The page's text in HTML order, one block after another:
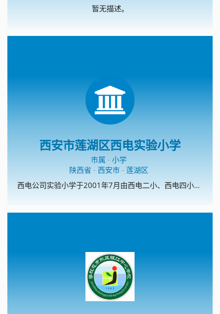
暂无描述。
西安市莲湖区西电实验小学
市属 - 小学
陕西省 - 西安市 - 莲湖区
西电公司实验小学于2001年7月由西电二小、西电四小重组而成的一所全日制普通小学。西电二小、西电四小均成立于上个世纪六十年代，办学历史已超过三十年。目前学校在校学生1400余人，编有28个教学班。现有教工76人，岗位合格率100%，教师学历达标率100%。教师年龄、学历、职称结构合理，教师业务素质好。教师配置合理，敬业爱生、为人师表是我校教师团队的基本要求。专任教师全部具有任职资格，年龄结构合理，老、中、青教师形成梯队，学科配套，教师整体素质较高，职称、学历都达到省、市、区的有关要求。我校现占地面积16067.83平方米，生均14.9平米。校舍面积6800余平米，生均达6.1平米以上。校园内三季有花，四季常绿，生均达1.39平米。院墙砖化、道路全部硬化、校园美化。学校办学方向端正，办学目标明确，确立了“全面追求适合学生发展的教育”的办学理念，树立起“学生有特长、教师有个性、学校有品位”办学目标。学校以“全面实施素质教育，努力提高教育质量”为中心，以“狠抓学校常规管理”、“狠抓青年教师培训”、“狠抓学校硬件建设”为重点的工作部署。建立了适应经济发展和社会需要、促进教育现代化的近期、中长远规划，形成了“艰苦奋斗，顽强拼搏”、“以质量立校，以特色兴校”办学特色。学校实行校长负责制，校长对学校工作全面负责，副校长及其他部门领导岗位职责明确，有健全的组织机构和各项规章制度，截止目前共有各种制度岗位职责120余个，已汇编成册便于使用。学校还制定了《校领导班子工作作风》等制度，严格遵循“集体领导，民主集中，个别酝踉，会议决定”的原则，有效地行使决策和指挥的权力。校党支部充分发挥政治核心与监督作用，充分发挥并积极调动广大教师的民主参政意识。坚持校务公开制度，学校重大决策和执行情况透明度高。定期召开干部民主评议会。学校各部门职责明确、责任到人，充分体现我校团结协作、优质高效、管理有序、政令畅通，确保了一切工作正常、高效运行。我校自筹资金一百多万元“二次创业”的经历以及在创业中形成的自强不息、艰苦奋斗光荣传统是我们师生自强发展不竭的动力，也是我校办学最显著的特色，受到了市、区两级教育部门的肯定，在整个周边社区很有影响。硬件出色靠投入，软件出色靠管理。学校积极推进管理机制和教育教学改革，依靠改革求发展是我校发展之路的最大收获。我校制订了《西电实验小学聘任制实施方案》、《西电实验小学课时津贴实施方案》、《西电实验小学综合量化考核实施方案》、《西电实验小学班主任工作量化考核实施方案》、《西电实验小学班组建设考核实施细则》等制度，并不遗余力得大力推行。这些方案的出台体现了多劳多得、奖勤罚懒原则，突出了向一线教师倾斜，促进我校教育教学的顺利进行，稳定了教师队伍。2004年以来，学校先后被命名为“西安市一级小学”、“陕西省示范小学”、“全国识字、写字教学实验基地”、“莲湖区现代技术教育项目学校”、“陕西省基础教育项目学校”、“少先队活动特色学校”、“西安市基础教育‘十五课题’科研课题实验学校”、“西安市教育学会德育基地”、“莲湖区艺术特色学校”。学校连续多年荣获区赛教优秀组织奖，莲湖区大面积提高教育质量一等奖，在莲湖区教育系统量化考核中获得一等奖。学校自编的写字手指操及写字活动在周边具有一定的影响。写字课题组有组织、有计划地细致推行教学对比实验，并积累了大量的写字教学经验。为确保写字教学研究，全校教师人人练基本功，每位教师每周交一篇毛笔字，一篇钢笔字。特别是97年至今，我校实现了电子琴、口风琴进入音乐课堂。舞蹈室、电子琴室、微机室的配置在全区领先。武术操、形体课、版画、素描已形成学校校本开发特色，在社区与周边有较高声誉。先后有230 &nbsp;多名同学在全国、省、市、区的学科竞赛获奖。先后有176名同学在体音美各种层次竞赛中获奖。先后有229名学生被评为市、区、西电公司级三好学生、优秀少先队员。学生学期全学科合格率、优秀率及操行合格率符合教学及德育工作要求。毕业生合格率在98%以上，优秀率60%以上。辍学率为零。学生兴趣特长和意志性格发展良好，各项竞赛活动优胜奖居当地同类学校前茅。我校连续6年获区大面积提高教学质量奖，在西电公司普教中心学科竞赛三年均获榜首。各项指标也均达到上级标准，受到上级表扬，得到周边社区家长的信任和周边重点中学的认可，在整个西郊地区已有较大的知名度，学生生源也由此逐年大幅度提高。学校有符合学校实际、切实可行的奖惩制度、考勤制度、财务管理制度和行事历。实行全员、全过程、全方位的“三全”管理，保证了学校管理各环节（计划、执行、检查、总结）扎实有效。学校处室、年级组、教研组均有学期工作计划，目标、内容符合全面贯彻教育方针和全面实施素质教育的要求，能切实结合学校实际，在执行中注重落实及时反馈，考核评价，做到有总结、有检查、有记载，做到奖罚分明。学籍管理严格，档案资料齐全，有信息资料收集和保管制度。取消留级，杜绝辍学，档案管理工作卓有成效。学校建有德育领导小组，切实把德育工作作为素质教育的灵魂。有德育工作整体规划和阶段安排，能采取有效措施，不断提高德育工作针对性、主动性和实效性。校德育工作突出了以年级、班级为单位的班主任、中队辅导员队伍建设。 我们提出“乐在桃李满天下，甘为教育做贡献”，积极提倡两种精神：一是“敬业、勤业、精业”精神，二是“苦干、实干、巧干”精神，努力使每位教师都成为优秀德育工作者。每学期都召开班主任工作会，总结和推广优秀班主任的领班艺术，以老带新，加大培训，把个体的智慧融于集体行动之中。学校在狠抓教学质量的同时，切实做好教科研工作。我校确立了以“科研兴教、科研兴校”的战略思想，领导带头搞科研，带动教师全员参与。从93年开始，学校先后开展了《小学中高年级思品课堂教学模式的研究》（已结题）、《英语浸入式教学课题》、《小学写字教学研究》、《用双手塑造美的和谐》，泥塑教学研究，以及京剧脸谱绘制、课间武术操活动等。针对这些研究项目，学校认真组织检查，定期召开教学研讨会。教研活动做到目标落实、时间落实、人员落实、任务落实、经费落实、措施落实。近两年来，学校推出了“两轮制教研”，推广了“质性评课法”，即第一轮年级组长负责，人人讲课，同年级、同学科互听互评，重在练兵；第二轮，重在教科研，由大教研组长负责。选出代表参加第二轮的研讨课。评课采用“质性评课法”，通过“自我反思”，学生评、教师评、专家评，获得共同提高，使教师整体素质不断提高。学校地址：劳动西路8号邮 编：710002 &nbsp;电 话：88623013 88643244网 址：http://www.xaxdedu.cn